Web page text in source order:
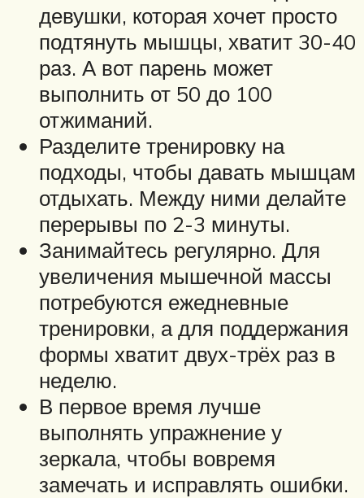
девушки, которая хочет просто
подтянуть мышцы, хватит 30-40
раз. А вот парень может
выполнить от 50 до 100
отжиманий.
Разделите тренировку на
подходы, чтобы давать мышцам
отдыхать. Между ними делайте
перерывы по 2-3 минуты.
Занимайтесь регулярно. Для
увеличения мышечной массы
потребуются ежедневные
тренировки, а для поддержания
формы хватит двух-трёх раз в
неделю.
В первое время лучше
выполнять упражнение у
зеркала, чтобы вовремя
замечать и исправлять ошибки.